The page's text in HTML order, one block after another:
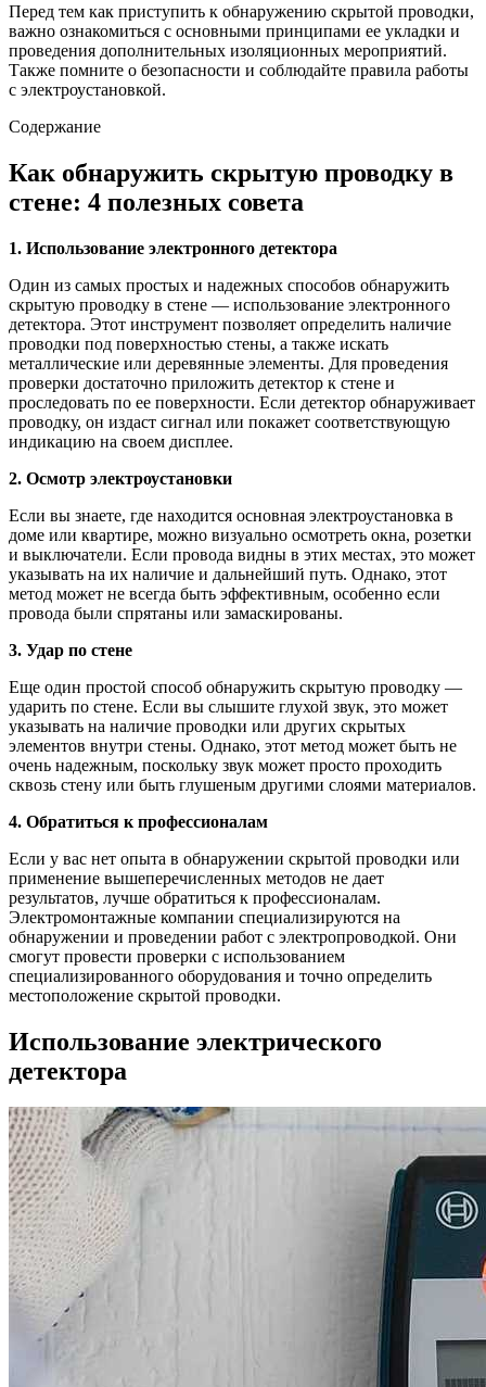
Перед тем как приступить к обнаружению скрытой проводки,
важно ознакомиться с основными принципами ее укладки и
проведения дополнительных изоляционных мероприятий.
Также помните о безопасности и соблюдайте правила работы
с электроустановкой.
Содержание
Как обнаружить скрытую проводку в
стене: 4 полезных совета
1. Использование электронного детектора
Один из самых простых и надежных способов обнаружить
скрытую проводку в стене — использование электронного
детектора. Этот инструмент позволяет определить наличие
проводки под поверхностью стены, а также искать
металлические или деревянные элементы. Для проведения
проверки достаточно приложить детектор к стене и
проследовать по ее поверхности. Если детектор обнаруживает
проводку, он издаст сигнал или покажет соответствующую
индикацию на своем дисплее.
2. Осмотр электроустановки
Если вы знаете, где находится основная электроустановка в
доме или квартире, можно визуально осмотреть окна, розетки
и выключатели. Если провода видны в этих местах, это может
указывать на их наличие и дальнейший путь. Однако, этот
метод может не всегда быть эффективным, особенно если
провода были спрятаны или замаскированы.
3. Удар по стене
Еще один простой способ обнаружить скрытую проводку —
ударить по стене. Если вы слышите глухой звук, это может
указывать на наличие проводки или других скрытых
элементов внутри стены. Однако, этот метод может быть не
очень надежным, поскольку звук может просто проходить
сквозь стену или быть глушеным другими слоями материалов.
4. Обратиться к профессионалам
Если у вас нет опыта в обнаружении скрытой проводки или
применение вышеперечисленных методов не дает
результатов, лучше обратиться к профессионалам.
Электромонтажные компании специализируются на
обнаружении и проведении работ с электропроводкой. Они
смогут провести проверки с использованием
специализированного оборудования и точно определить
местоположение скрытой проводки.
Использование электрического
детектора